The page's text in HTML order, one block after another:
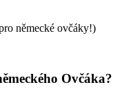
německé ovčáky!)
Ovčáka?